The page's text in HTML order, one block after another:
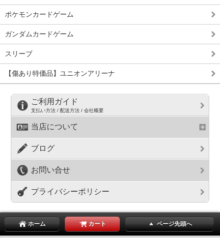
ポケモンカードゲーム
ガンダムカードゲーム
スリーブ
【傷あり特価品】ユニオンアリーナ
ご利用ガイド
支払い方法 / 配送方法 / 会社概要
当店について
ブログ
お問い合せ
プライバシーポリシー
ホーム カート ページ先頭へ